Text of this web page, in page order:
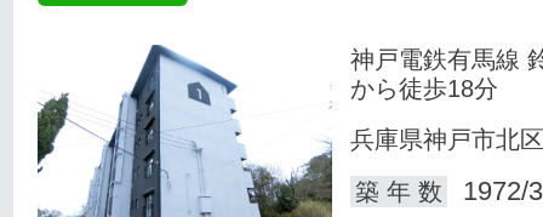
神戸電鉄有馬線
から徒歩18分
兵庫県神戸市北
築 年 数
1972/